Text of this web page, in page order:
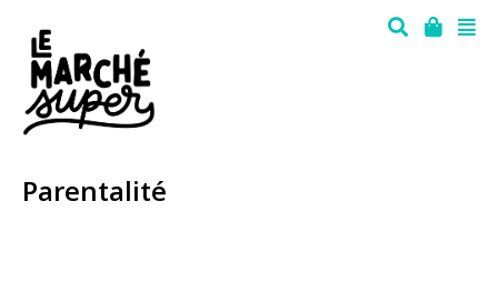
Parentalité